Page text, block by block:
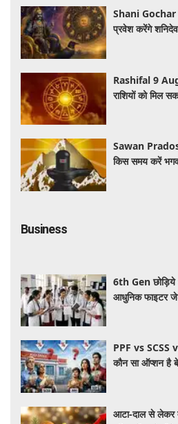
Shani Gochar
प्रवेश करेंगे
Rashifal 9
राशियों को मिल
Sawan
किस समय करें
Business
6th Gen छोड़िये
आधुनिक फाइटर
PPF vs SCSS
कौन सा ऑप्शन है
आटा-दाल से लेकर